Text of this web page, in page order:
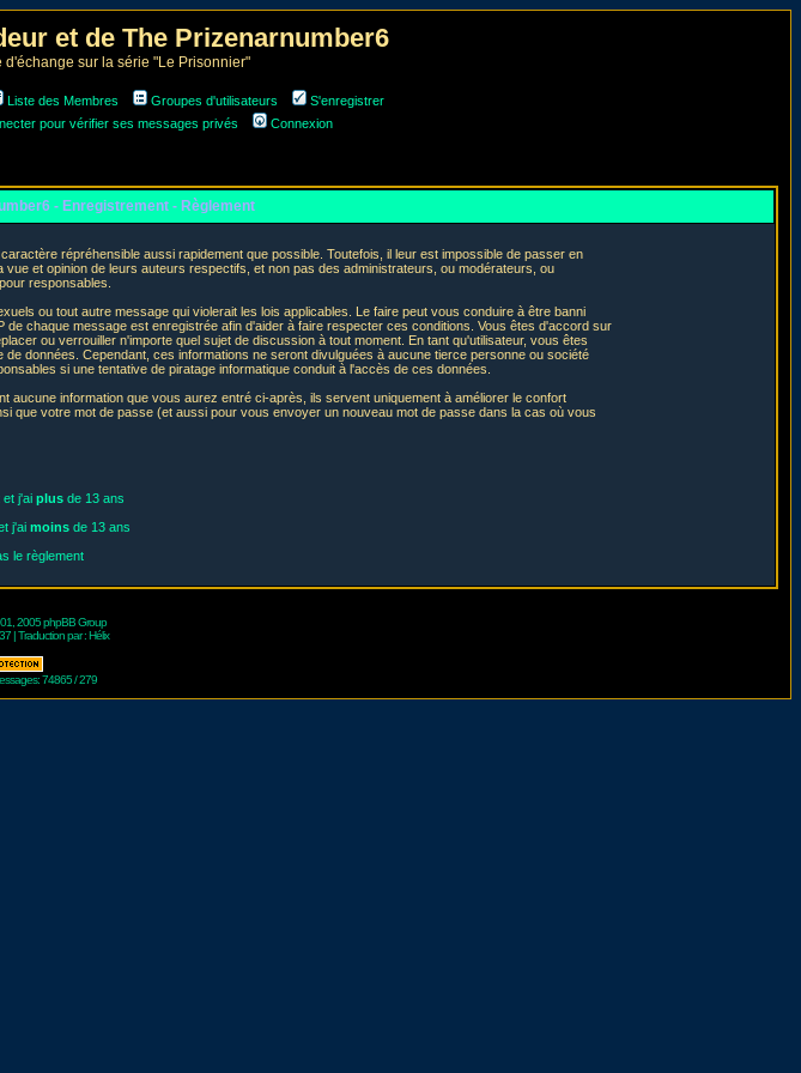
et de The Prizenarnumber6
d'échange sur la série "Le Prisonnier"
Liste des Membres Groupes d'utilisateurs
S'enregistrer
pour vérifier ses messages privés Connexion
- Enregistrement - Règlement
répréhensible aussi rapidement que possible. Toutefois, il leur est impossible de passer en
et opinion de leurs auteurs respectifs, et non pas des administrateurs, ou modérateurs, ou
responsables.
ou tout autre message qui violerait les lois applicables. Le faire peut vous conduire à être banni
chaque message est enregistrée afin d'aider à faire respecter ces conditions. Vous êtes d'accord sur
ou verrouiller n'importe quel sujet de discussion à tout moment. En tant qu'utilisateur, vous êtes
données. Cependant, ces informations ne seront divulguées à aucune tierce personne ou société
si une tentative de piratage informatique conduit à l'accès de ces données.
information que vous aurez entré ci-après, ils servent uniquement à améliorer le confort
que votre mot de passe (et aussi pour vous envoyer un nouveau mot de passe dans la cas où vous
et j'ai plusde 13 ans
j'ai moinsde 13 ans
le règlement
2005 phpBB Group
| Traduction par :Hélix
74865 / 279